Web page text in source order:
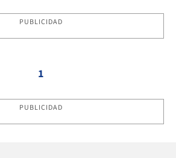
PUBLICIDAD
1
PUBLICIDAD